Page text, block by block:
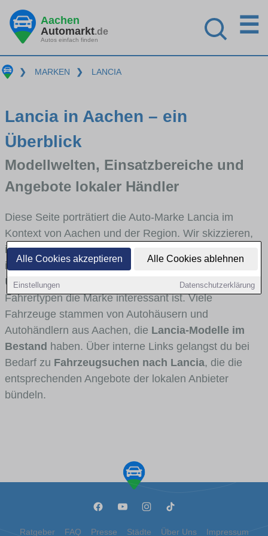
Alle Cookies akzeptieren Alle Cookies ablehnen
Einstellungen Datenschutzerklärung
Aachen
Automarkt.de
Autos einfach finden
☰
❯ MARKEN ❯ LANCIA
Lancia in Aachen – ein
Überblick
Modellwelten, Einsatzbereiche und
Angebote lokaler Händler
Diese Seite porträtiert die Auto-Marke Lancia im
Kontext von Aachen und der Region. Wir skizzieren,
in welchen Fahrzeugklassen Lancia stark vertreten
ist, welche Modellreihen häufig im Stadt- und
Umlandverkehr zu sehen sind und für welche
Fahrertypen die Marke interessant ist. Viele
Fahrzeuge stammen von Autohäusern und
Autohändlern aus Aachen, die Lancia-Modelle im
Bestand haben. Über interne Links gelangst du bei
Bedarf zu Fahrzeugsuchen nach Lancia, die die
entsprechenden Angebote der lokalen Anbieter
bündeln.
Ratgeber FAQ Presse Städte Über Uns Impressum